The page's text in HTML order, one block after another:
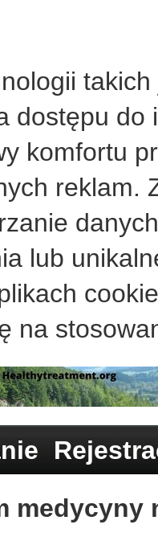
dostępu
komfortu
reklam.
lub
na
medycyny